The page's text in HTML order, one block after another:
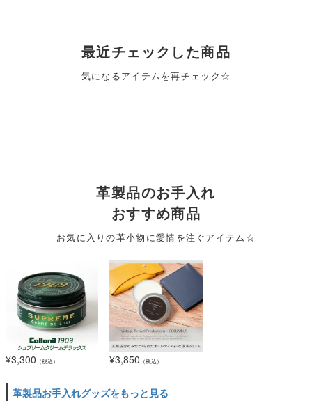
最近チェックした商品
気になるアイテムを再チェック☆
革製品のお手入れ
おすすめ商品
お気に入りの革小物に愛情を注ぐアイテム☆
¥3,300 （税込） ¥3,850 （税込）
革製品お手入れグッズをもっと見る